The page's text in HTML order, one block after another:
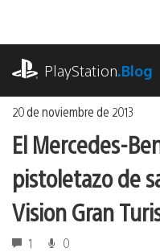
contenido
PlayStation.Blog
20 de noviembre de 2013
El Mercedes-
pistoletazo de
Vision Gran
1 0